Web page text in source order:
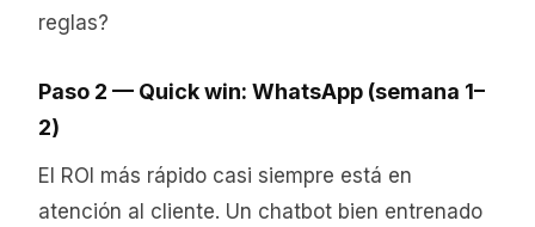
reglas?
Paso 2 — Quick win: WhatsApp (semana 1–
2)
El ROI más rápido casi siempre está en
atención al cliente. Un chatbot bien entrenado